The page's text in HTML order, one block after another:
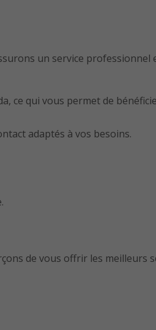
un service professionnel
ce qui vous permet de
adaptés à vos besoins.
de vous offrir les meilleurs